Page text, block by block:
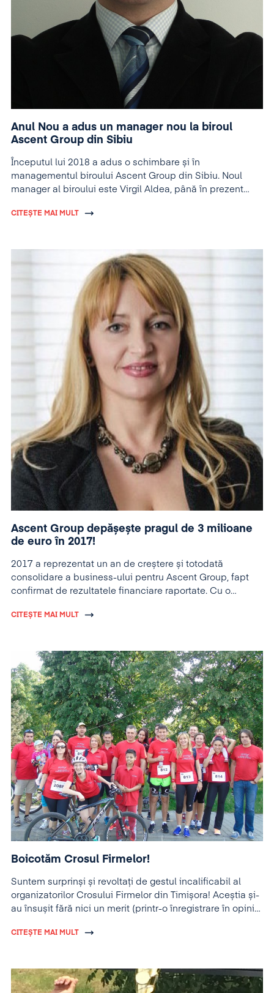
Anul Nou a adus un manager nou la biroul
Ascent Group din Sibiu
Începutul lui 2018 a adus o schimbare și în
managementul biroului Ascent Group din Sibiu. Noul
manager al biroului este Virgil Aldea, până în prezent
CITEȘTE MAI MULT
Ascent Group depășește pragul de 3 milioane
de euro în 2017!
2017 a reprezentat un an de creștere și totodată
consolidare a business-ului pentru Ascent Group, fapt
confirmat de rezultatele financiare raportate. Cu o
propria prognoză de creștere, estimată la început de an
CITEȘTE MAI MULT
Boicotăm Crosul Firmelor!
Suntem surprinși și revoltați de gestul incalificabil al
organizatorilor Crosului Firmelor din Timișora! Aceștia și-
au însușit fără nici un merit (printr-o înregistrare în opinia
din domeniul alergării din Timișoara,
CITEȘTE MAI MULT